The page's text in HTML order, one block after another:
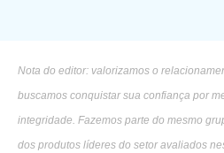
Nota do editor: valorizamos o
buscamos conquistar sua confiança por
integridade. Fazemos parte do mesmo
dos produtos líderes do setor avaliados